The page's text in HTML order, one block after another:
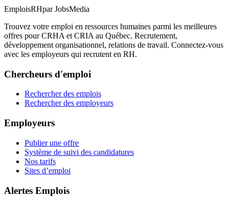
EmploisRHpar JobsMedia
Trouvez votre emploi en ressources humaines parmi les meilleures
offres pour CRHA et CRIA au Québec. Recrutement,
développement organisationnel, relations de travail. Connectez-vous
avec les employeurs qui recrutent en RH.
Chercheurs d'emploi
Rechercher des emplois
Rechercher des employeurs
Employeurs
Publier une offre
Système de suivi des candidatures
Nos tarifs
Sites d’emploi
Alertes Emplois